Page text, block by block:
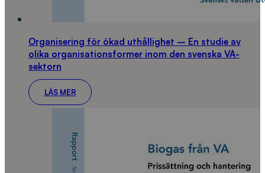
Organisering för ökad uthållighet – En studie av
olika organisationsformer inom den svenska VA-
sektorn
LÄS MER